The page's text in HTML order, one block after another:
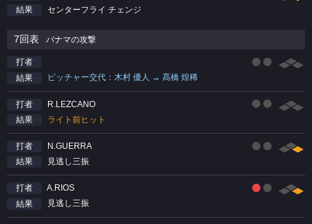
結果
センターフライ チェンジ
7回表 パナマの攻撃
打者
結果
ピッチャー交代：木村 優人 → 髙橋 煌稀
打者
R.LEZCANO
結果
ライト前ヒット
打者
N.GUERRA
結果
見逃し三振
打者
A.RIOS
結果
見逃し三振